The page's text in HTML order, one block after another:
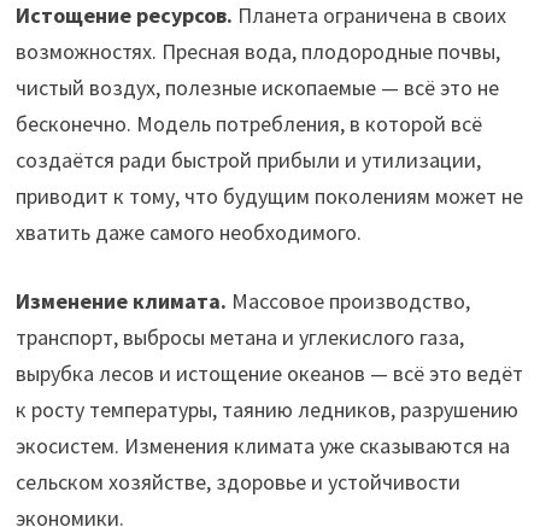
Истощение ресурсов. Планета ограничена в своих
возможностях. Пресная вода, плодородные почвы,
чистый воздух, полезные ископаемые — всё это не
бесконечно. Модель потребления, в которой всё
создаётся ради быстрой прибыли и утилизации,
приводит к тому, что будущим поколениям может не
хватить даже самого необходимого.
Изменение климата. Массовое производство,
транспорт, выбросы метана и углекислого газа,
вырубка лесов и истощение океанов — всё это ведёт
к росту температуры, таянию ледников, разрушению
экосистем. Изменения климата уже сказываются на
сельском хозяйстве, здоровье и устойчивости
экономики.